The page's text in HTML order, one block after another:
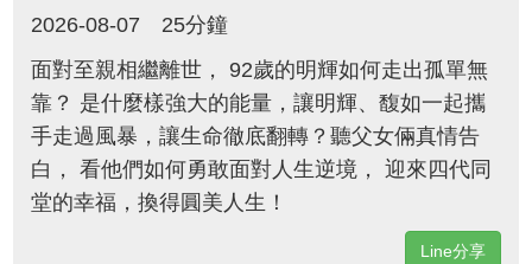
2026-08-07
25分鐘
面對至親相繼離世， 92歲的明輝如何走出孤單無
靠？ 是什麼樣強大的能量，讓明輝、馥如一起攜
手走過風暴，讓生命徹底翻轉？聽父女倆真情告
白， 看他們如何勇敢面對人生逆境， 迎來四代同
堂的幸福，換得圓美人生！
Line分享